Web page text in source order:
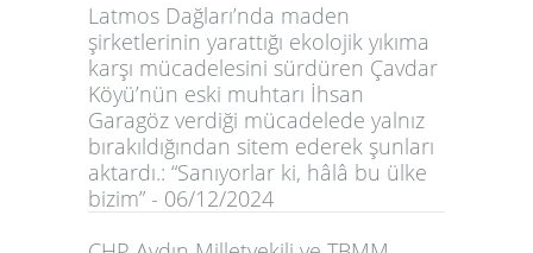
Latmos Dağları’nda maden
şirketlerinin yarattığı ekolojik yıkıma
karşı mücadelesini sürdüren Çavdar
Köyü’nün eski muhtarı İhsan
Garagöz verdiği mücadelede yalnız
bırakıldığından sitem ederek şunları
aktardı.: “Sanıyorlar ki, hâlâ bu ülke
bizim” - 06/12/2024